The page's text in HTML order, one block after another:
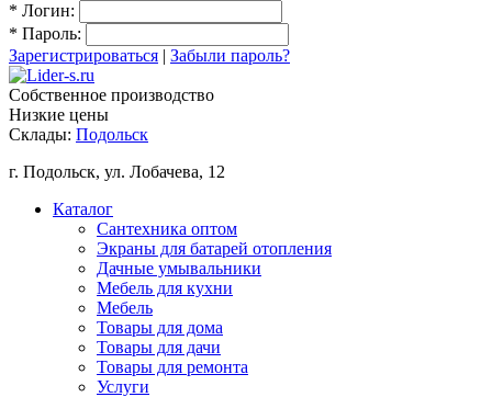
* Логин:
* Пароль:
Зарегистрироваться | Забыли пароль?
Собственное производство
Низкие цены
Склады: Подольск
г. Подольск, ул. Лобачева, 12
Каталог
Сантехника оптом
Экраны для батарей отопления
Дачные умывальники
Мебель для кухни
Мебель
Товары для дома
Товары для дачи
Товары для ремонта
Услуги